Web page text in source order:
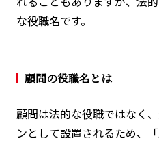
な役職名です。
顧問の役職名とは
顧問は法的な役職ではなく
ンとして設置されるため、